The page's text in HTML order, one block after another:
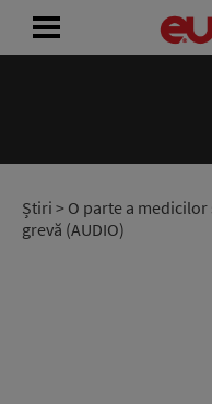
Știri > O parte a
grevă (AUDIO)
RADIO